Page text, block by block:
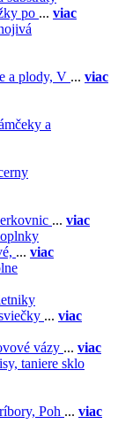
po ... viac
a plody, V ... viac
a
... viac
... viac
... viac
vázy ... viac
taniere sklo
Poh ... viac